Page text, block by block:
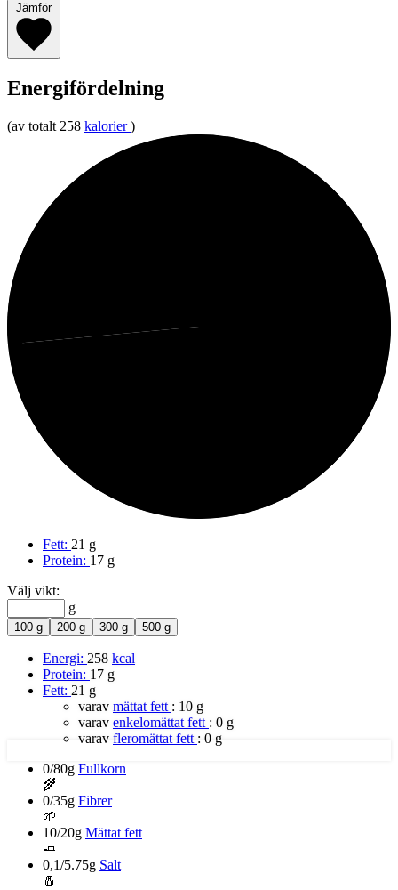
Jämför
Energifördelning
(av totalt 258 kalorier )
Fett: 21 g
Protein: 17 g
Välj vikt:
g
100 g 200 g 300 g 500 g
Energi: 258 kcal
Protein: 17 g
Fett: 21 g
varav mättat fett : 10 g
varav enkelomättat fett : 0 g
varav fleromättat fett : 0 g
0/80g Fullkorn
🌾
0/35g Fibrer
🌱
10/20g Mättat fett
🧈
0,1/5.75g Salt
🧂